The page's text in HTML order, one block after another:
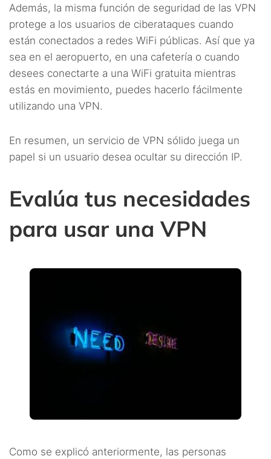
Además, la misma función de seguridad de las VPN
protege a los usuarios de ciberataques cuando
están conectados a redes WiFi públicas. Así que ya
sea en el aeropuerto, en una cafetería o cuando
desees conectarte a una WiFi gratuita mientras
estás en movimiento, puedes hacerlo fácilmente
utilizando una VPN.
En resumen, un servicio de VPN sólido juega un
papel si un usuario desea ocultar su dirección IP.
Evalúa tus necesidades
para usar una VPN
Como se explicó anteriormente, las personas